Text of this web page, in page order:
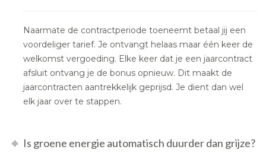
Naarmate de contractperiode toeneemt betaal jij een
voordeliger tarief. Je ontvangt helaas maar één keer de
welkomst vergoeding. Elke keer dat je een jaarcontract
afsluit ontvang je de bonus opnieuw. Dit maakt de
jaarcontracten aantrekkelijk geprijsd. Je dient dan wel
elk jaar over te stappen.
Is groene energie automatisch duurder dan grijze?